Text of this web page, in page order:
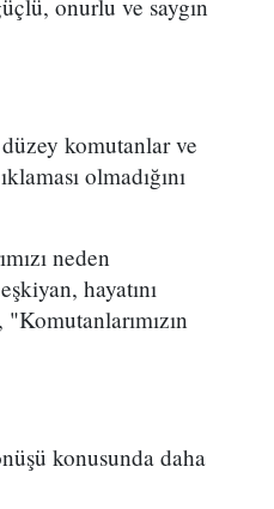
onurlu ve saygın
komutanlar ve
olmadığını
neden
hayatını
konusunda daha